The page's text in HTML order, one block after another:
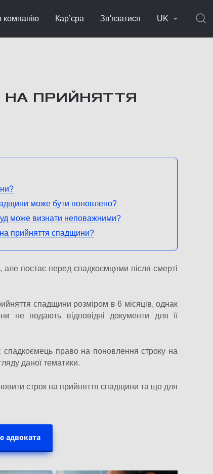
компанію Кар’єра Зв'язатися UK
НА ПРИЙНЯТТЯ
може бути поновлено?
може визнати неповажними?
прийняття спадщини?
але постає перед спадкоємцями після смерті
спадщини розміром в 6 місяців, однак
не подають відповідні документи для її
право на поновлення строку на
даної тематики.
строк на прийняття спадщини та що для
адвоката